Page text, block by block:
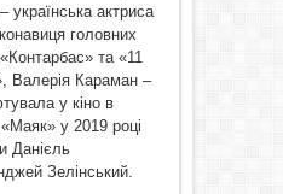
актриса
головних
та «11
Валерія Караман –
у кіно в
у 2019 році
Данієль
Зелінський.